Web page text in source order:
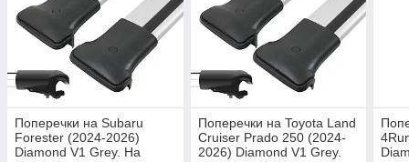
Поперечки на Subaru
Forester (2024-2026)
Diamond V1 Grey. На
Поперечки на Toyota Land
Cruiser Prado 250 (2024-
2026) Diamond V1 Grey.